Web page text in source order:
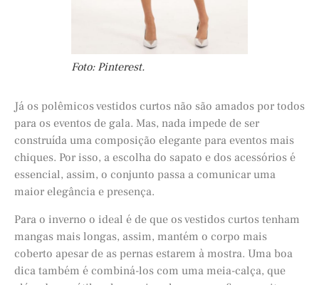
Foto: Pinterest.
Já os polêmicos vestidos curtos não são amados por todos
para os eventos de gala. Mas, nada impede de ser
construída uma composição elegante para eventos mais
chiques. Por isso, a escolha do sapato e dos acessórios é
essencial, assim, o conjunto passa a comunicar uma
maior elegância e presença.
Para o inverno o ideal é de que os vestidos curtos tenham
mangas mais longas, assim, mantém o corpo mais
coberto apesar de as pernas estarem à mostra. Uma boa
dica também é combiná-los com uma meia-calça, que